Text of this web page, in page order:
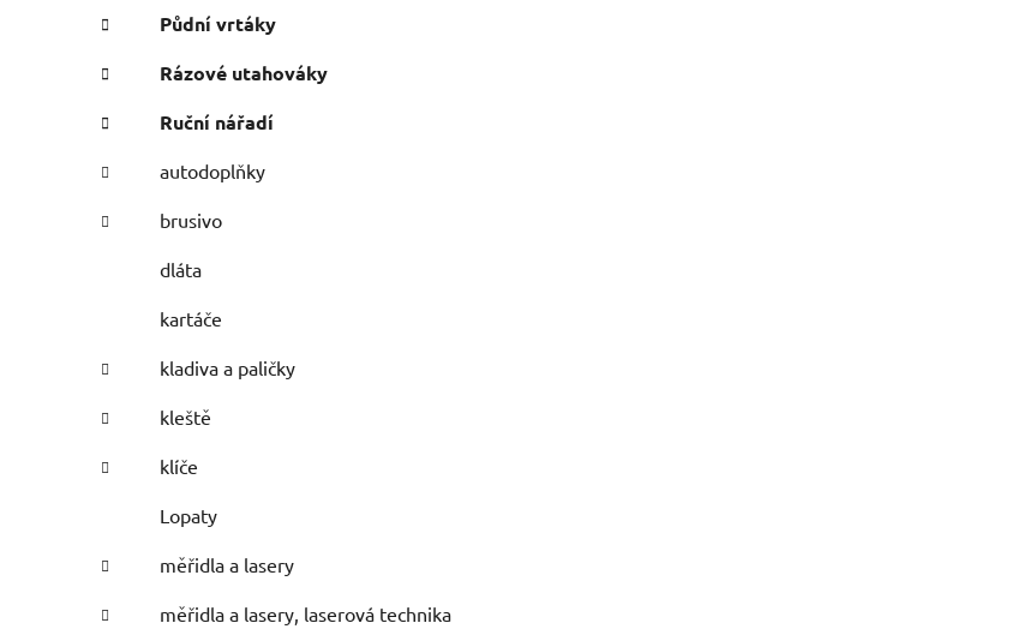
Půdní vrtáky
Rázové utahováky
Ruční nářadí
autodoplňky
brusivo
dláta
kartáče
kladiva a paličky
kleště
klíče
Lopaty
měřidla a lasery
měřidla a lasery, laserová technika